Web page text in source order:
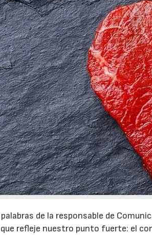
de la responsable de
refleje nuestro punto fuerte: el